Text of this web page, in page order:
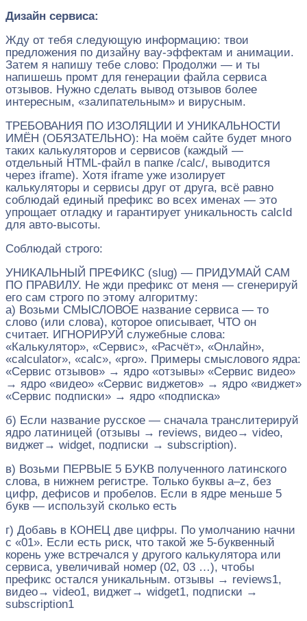
Дизайн сервиса:
Жду от тебя следующую информацию: твои
предложения по дизайну вау-эффектам и анимации.
Затем я напишу тебе слово: Продолжи — и ты
напишешь промт для генерации файла сервиса
отзывов. Нужно сделать вывод отзывов более
интересным, «залипательным» и вирусным.
ТРЕБОВАНИЯ ПО ИЗОЛЯЦИИ И УНИКАЛЬНОСТИ
ИМЁН (ОБЯЗАТЕЛЬНО): На моём сайте будет много
таких калькуляторов и сервисов (каждый —
отдельный HTML-файл в папке /calc/, выводится
через iframe). Хотя iframe уже изолирует
калькуляторы и сервисы друг от друга, всё равно
соблюдай единый префикс во всех именах — это
упрощает отладку и гарантирует уникальность calcId
для авто-высоты.
Соблюдай строго:
УНИКАЛЬНЫЙ ПРЕФИКС (slug) — ПРИДУМАЙ САМ
ПО ПРАВИЛУ. Не жди префикс от меня — сгенерируй
его сам строго по этому алгоритму:
а) Возьми СМЫСЛОВОЕ название сервиса — то
слово (или слова), которое описывает, ЧТО он
считает. ИГНОРИРУЙ служебные слова:
«Калькулятор», «Сервис», «Расчёт», «Онлайн»,
«calculator», «calc», «pro». Примеры смыслового ядра:
«Сервис отзывов» → ядро «отзывы» «Сервис видео»
→ ядро «видео» «Сервис виджетов» → ядро «виджет»
«Сервис подписки» → ядро «подписка»
б) Если название русское — сначала транслитерируй
ядро латиницей (отзывы → reviews, видео→ video,
виджет→ widget, подписки → subscription).
в) Возьми ПЕРВЫЕ 5 БУКВ полученного латинского
слова, в нижнем регистре. Только буквы a–z, без
цифр, дефисов и пробелов. Если в ядре меньше 5
букв — используй сколько есть
г) Добавь в КОНЕЦ две цифры. По умолчанию начни
с «01». Если есть риск, что такой же 5-буквенный
корень уже встречался у другого калькулятора или
сервиса, увеличивай номер (02, 03 …), чтобы
префикс остался уникальным. отзывы → reviews1,
видео→ video1, виджет→ widget1, подписки →
subscription1